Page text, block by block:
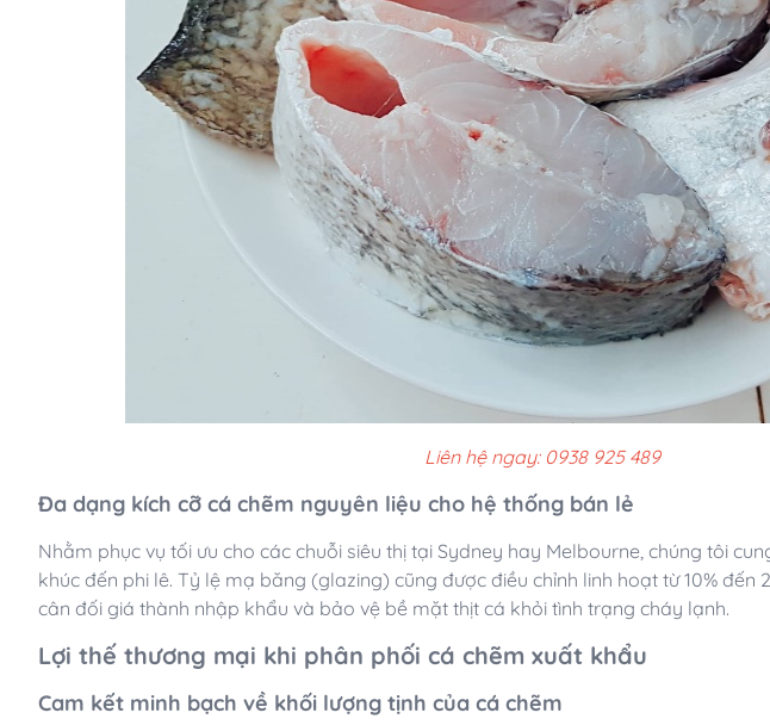
Liên hệ ngay: 0938 925 489
Đa dạng kích cỡ cá chẽm nguyên liệu cho hệ thống bán lẻ
Nhằm phục vụ tối ưu cho các chuỗi siêu thị tại Sydney hay Melbourne, chúng tôi
khúc đến phi lê. Tỷ lệ mạ băng (glazing) cũng được điều chỉnh linh hoạt từ 10% đến
cân đối giá thành nhập khẩu và bảo vệ bề mặt thịt cá khỏi tình trạng cháy lạnh.
Lợi thế thương mại khi phân phối cá chẽm xuất khẩu
Cam kết minh bạch về khối lượng tịnh của cá chẽm